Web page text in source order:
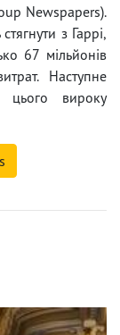
Newspapers).
з Гаррі,
67 мільйонів
Наступне
цього вироку